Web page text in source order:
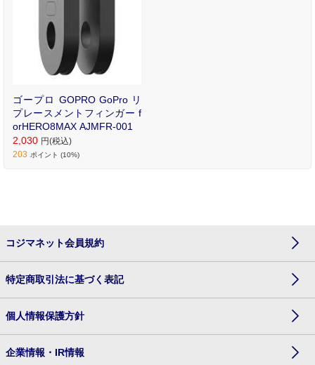
ゴープロ GOPRO GoPro リ
プレースメントフィンガー f
orHERO8MAX AJMFR-001
2,030 円(税込)
203 ポイント (10%)
コジマネット会員規約
特定商取引法に基づく表記
個人情報保護方針
企業情報・IR情報